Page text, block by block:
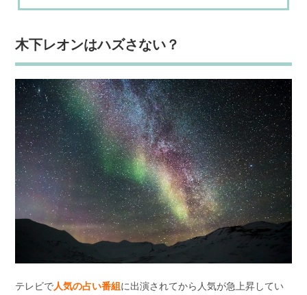
木下レオンはハズさない？
テレビで人気の占い番組に出演されてから人気が急上昇してい